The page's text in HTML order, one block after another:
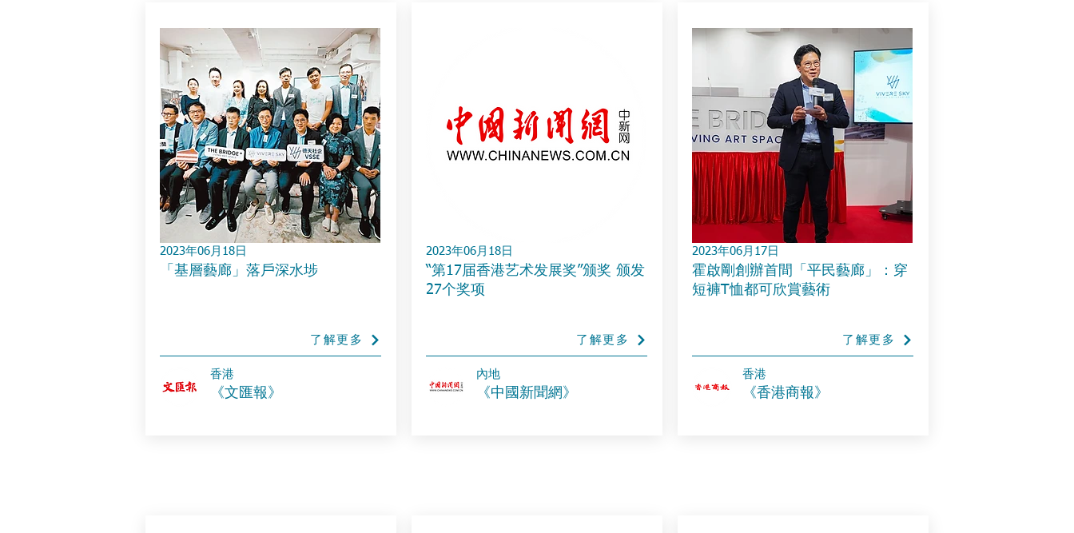
2023年06月18日
「基層藝廊」落戶深水埗
了解更多
香港
《文匯報》
2023年06月18日
“第17届香港艺术发展奖”颁奖 颁发
27个奖项
了解更多
內地
《中國新聞網》
2023年06月17日
霍啟剛創辦首間「平民藝廊」：穿
短褲T恤都可欣賞藝術
了解更多
香港
《香港商報》